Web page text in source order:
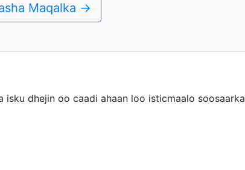
Maqalka →
isku dhejin oo caadi ahaan loo isticmaalo soosaarka